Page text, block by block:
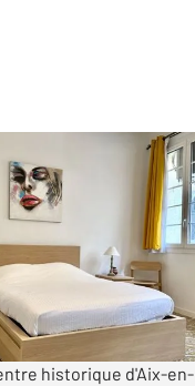
13
à vendre
€
historique d'Aix-en-